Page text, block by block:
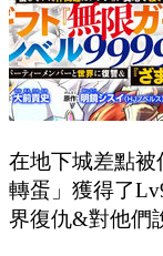
在地下城差點被
轉蛋」獲得了
界復仇&對他們